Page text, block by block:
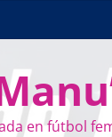
en fútbol